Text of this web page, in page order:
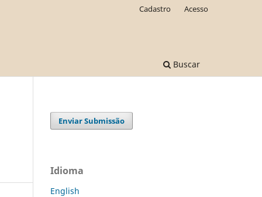
Buscar
Cadastro Acesso
Enviar Submissão
Idioma
English